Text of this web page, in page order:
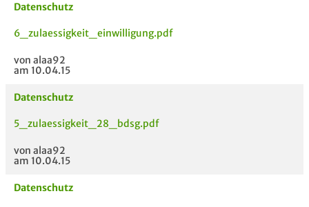
Datenschutz
6_zulaessigkeit_einwilligung.pdf
von alaa92
am 10.04.15
Datenschutz
5_zulaessigkeit_28_bdsg.pdf
von alaa92
am 10.04.15
Datenschutz